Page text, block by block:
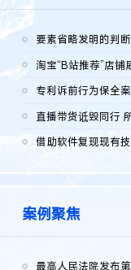
要素省略发明的判断
案例聚焦